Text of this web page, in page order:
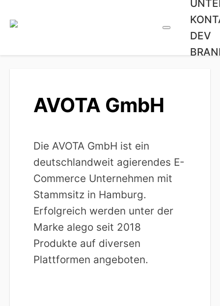
DEV
AVOTA GmbH
Die AVOTA GmbH ist ein
deutschlandweit agierendes E-
Commerce Unternehmen mit
Stammsitz in Hamburg.
Erfolgreich werden unter der
Marke alego seit 2018
Produkte auf diversen
Plattformen angeboten.